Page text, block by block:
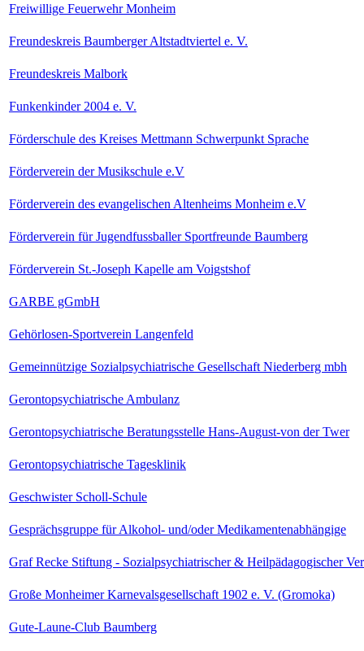
Freiwillige Feuerwehr Monheim
Freundeskreis Baumberger Altstadtviertel e. V.
Freundeskreis Malbork
Funkenkinder 2004 e. V.
Förderschule des Kreises Mettmann Schwerpunkt Sprache
Förderverein der Musikschule e.V
Förderverein des evangelischen Altenheims Monheim e.V
Förderverein für Jugendfussballer Sportfreunde Baumberg
Förderverein St.-Joseph Kapelle am Voigstshof
GARBE gGmbH
Gehörlosen-Sportverein Langenfeld
Gemeinnützige Sozialpsychiatrische Gesellschaft Niederberg mbh
Gerontopsychiatrische Ambulanz
Gerontopsychiatrische Beratungsstelle Hans-August-von der Twer
Gerontopsychiatrische Tagesklinik
Geschwister Scholl-Schule
Gesprächsgruppe für Alkohol- und/oder Medikamentenabhängige
Graf Recke Stiftung - Sozialpsychiatrischer & Heilpädagogischer
Große Monheimer Karnevalsgesellschaft 1902 e. V. (Gromoka)
Gute-Laune-Club Baumberg